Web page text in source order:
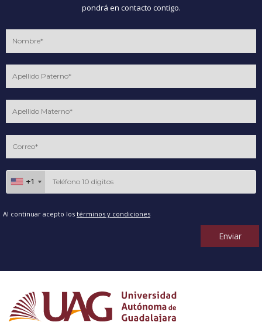
pondrá en contacto contigo.
+1
+1
Al continuar acepto los términos y condiciones
Enviar